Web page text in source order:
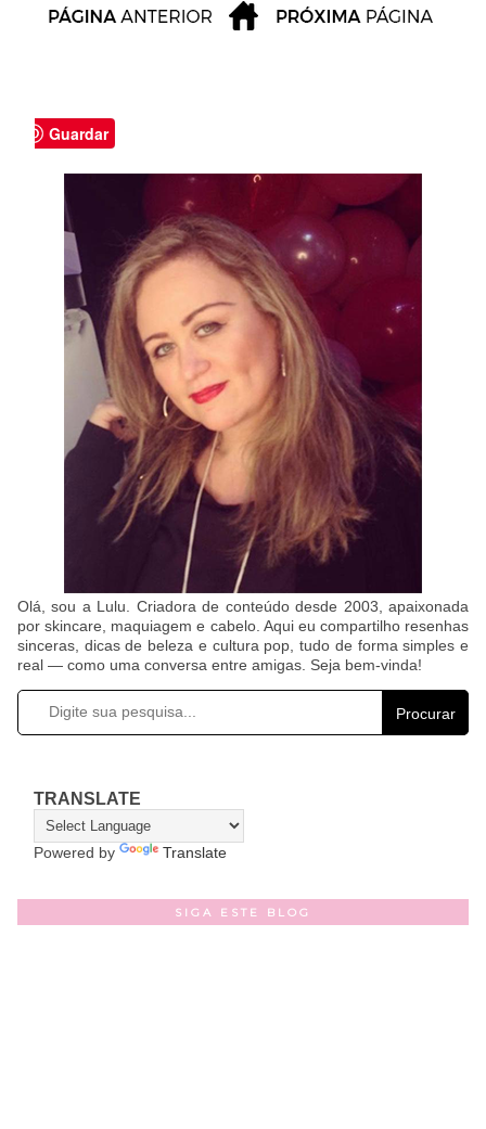
Guardar
Olá, sou a Lulu. Criadora de conteúdo desde 2003, apaixonada
por skincare, maquiagem e cabelo. Aqui eu compartilho resenhas
sinceras, dicas de beleza e cultura pop, tudo de forma simples e
real — como uma conversa entre amigas. Seja bem-vinda!
Procurar
TRANSLATE
Powered by Translate
SIGA ESTE BLOG